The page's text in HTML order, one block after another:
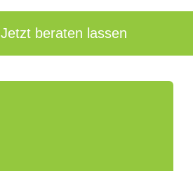
Jetzt beraten lassen